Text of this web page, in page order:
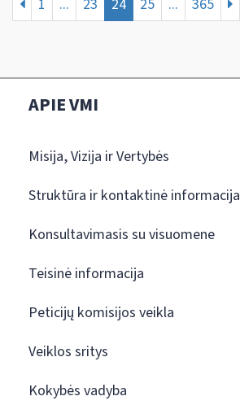
1 ... 23 24 25 ... 365
APIE VMI
Misija, Vizija ir Vertybės
Struktūra ir kontaktinė informacija
Konsultavimasis su visuomene
Teisinė informacija
Peticijų komisijos veikla
Veiklos sritys
Kokybės vadyba